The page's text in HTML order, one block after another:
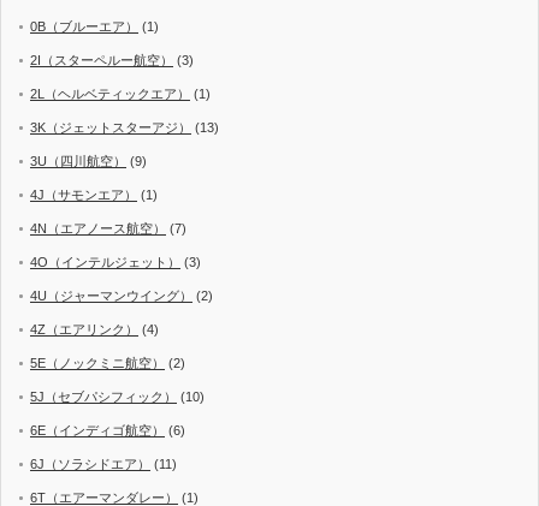
0B（ブルーエア） (1)
2I（スターペルー航空） (3)
2L（ヘルベティックエア） (1)
3K（ジェットスターアジ） (13)
3U（四川航空） (9)
4J（サモンエア） (1)
4N（エアノース航空） (7)
4O（インテルジェット） (3)
4U（ジャーマンウイング） (2)
4Z（エアリンク） (4)
5E（ノックミニ航空） (2)
5J（セブパシフィック） (10)
6E（インディゴ航空） (6)
6J（ソラシドエア） (11)
6T（エアーマンダレー） (1)